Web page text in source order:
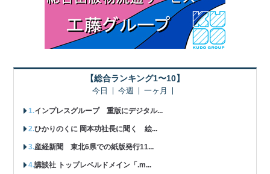
【総合ランキング1〜10】
今日 今週 一ヶ月
インプレスグループ 重版にデジタル...
ひかりのくに 岡本功社長に聞く 絵...
産経新聞 東北6県での紙版発行11...
講談社 トップレベルドメイン「.m...